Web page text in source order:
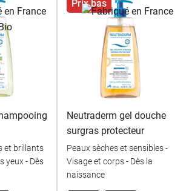
et brillants
yeux - Dès
Prix bas
Neutraderm gel douche
surgras protecteur
Peaux sèches et sensibles -
Visage et corps - Dès la
naissance